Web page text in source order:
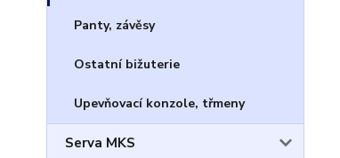
Panty, závěsy
Ostatní bižuterie
Upevňovací konzole, třmeny
Serva MKS